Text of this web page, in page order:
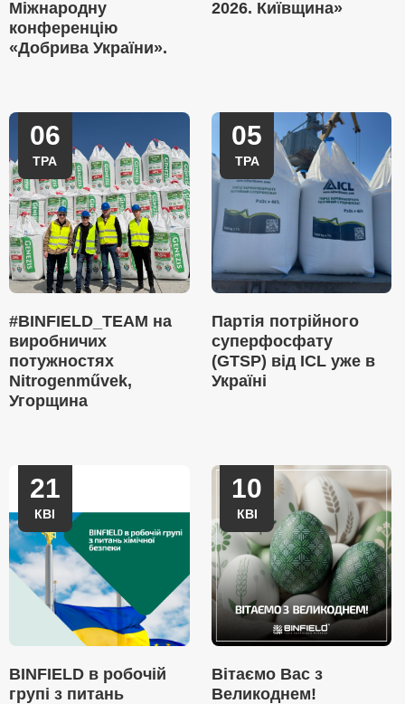
Міжнародну
конференцію
«Добрива України».
2026. Київщина»
06
ТРА
#BINFIELD_TEAM на
виробничих
потужностях
Nitrogenművek,
Угорщина
05
ТРА
Партія потрійного
суперфосфату
(GTSP) від ICL уже в
Україні
21
КВІ
BINFIELD в робочій
групі з питань
10
КВІ
Вітаємо Вас з
Великоднем!